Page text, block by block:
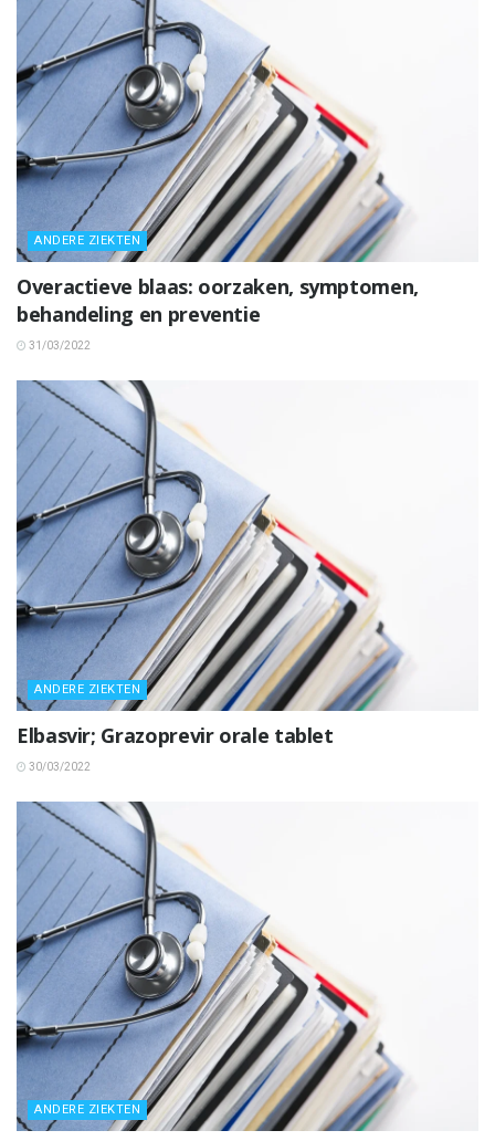
ANDERE ZIEKTEN
Overactieve blaas: oorzaken, symptomen,
behandeling en preventie
31/03/2022
ANDERE ZIEKTEN
Elbasvir; Grazoprevir orale tablet
30/03/2022
ANDERE ZIEKTEN